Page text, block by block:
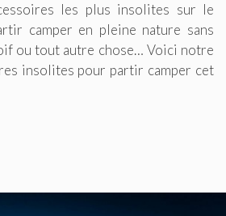
les plus insolites sur le
camper en pleine nature sans
ou tout autre chose… Voici notre
insolites pour partir camper cet